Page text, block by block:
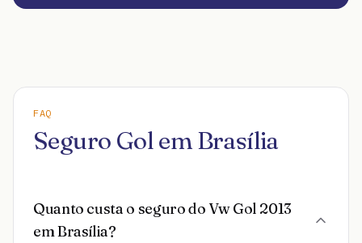
FAQ
Seguro Gol em Brasília
Quanto custa o seguro do Vw Gol 2013
em Brasília?